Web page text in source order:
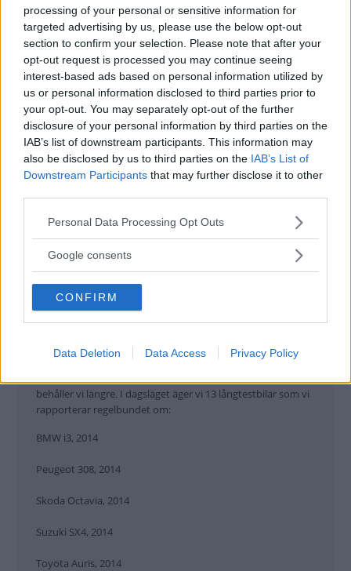
processing of your personal or sensitive information for
targeted advertising by us, please use the below opt-out
section to confirm your selection. Please note that after your
opt-out request is processed you may continue seeing
interest-based ads based on personal information utilized by
us or personal information disclosed to third parties prior to
your opt-out. You may separately opt-out of the further
disclosure of your personal information by third parties on the
IAB’s list of downstream participants. This information may
also be disclosed by us to third parties on the IAB’s List of
Downstream Participants that may further disclose it to other
Please note that this website/app uses one or more Google
not limited to your visit or usage behaviour. You may click to
use your data for below specified purposes in below Google
consent section.
Personal Data Processing Opt Outs
Google consents
CONFIRM
Data Deletion Data Access Privacy Policy
Testinformation
Modeller i det här testet:
Opel Ampera
Betyg
5 = Utmärkt
4 = Mycket bra
3 = Bra
2 = Godkänt
1 = Underkänt
Vi Bilägare köper in fem nya bilar varje år. Dessa testkörs
behåller vi längre. I dagsläget äger vi 13 långtestbilar som vi
rapporterar regelbundet om:
BMW i3, 2014
Peugeot 308, 2014
Skoda Octavia, 2014
Suzuki SX4, 2014
Toyota Auris, 2014